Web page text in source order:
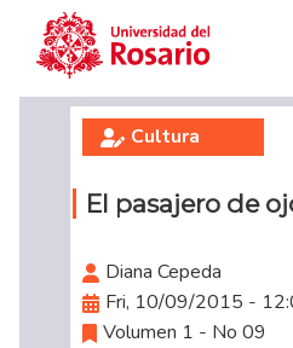
Skip to main content
Cultura
El pasajero de
Diana Cepeda
Fri, 10/09/2015 -
Volumen 1 - No 09